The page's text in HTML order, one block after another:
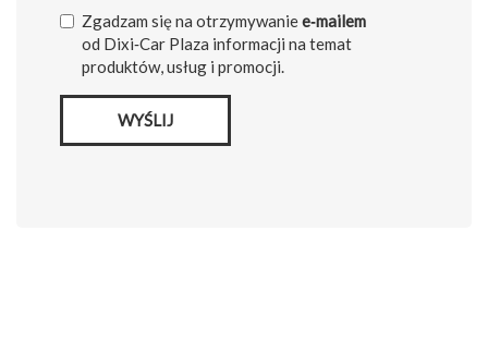
Zgadzam się na otrzymywaniee‑mailem
od Dixi‑Car Plaza informacji na temat
produktów, usług i promocji.
WYŚLIJ